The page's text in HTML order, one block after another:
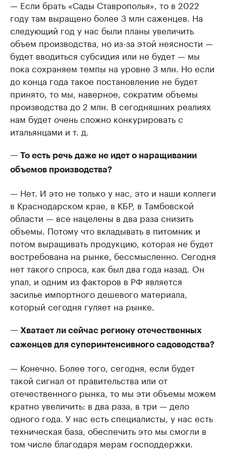
— Если брать «Сады Ставрополья», то в 2022
году там выращено более 3 млн саженцев. На
следующий год у нас были планы увеличить
объем производства, но из-за этой неясности —
будет вводиться субсидия или не будет — мы
пока сохраняем темпы на уровне 3 млн. Но если
до конца года такое постановление не будет
принято, то мы, наверное, сократим объемы
производства до 2 млн. В сегодняшних реалиях
нам будет очень сложно конкурировать с
итальянцами и т. д.
— То есть речь даже не идет о наращивании
объемов производства?
— Нет. И это не только у нас, это и наши коллеги
в Краснодарском крае, в КБР, в Тамбовской
области — все нацелены в два раза снизить
объемы. Потому что вкладывать в питомник и
потом выращивать продукцию, которая не будет
востребована на рынке, бессмысленно. Сегодня
нет такого спроса, как был два года назад. Он
упал, и одним из факторов в РФ является
засилье импортного дешевого материала,
который сегодня гуляет на рынке.
— Хватает ли сейчас региону отечественных
саженцев для суперинтенсивного садоводства?
— Конечно. Более того, сегодня, если будет
такой сигнал от правительства или от
отечественного рынка, то мы эти объемы можем
кратно увеличить: в два раза, в три — дело
одного года. У нас есть специалисты, у нас есть
техническая база, обеспечить это мы смогли в
том числе благодаря мерам господдержки.